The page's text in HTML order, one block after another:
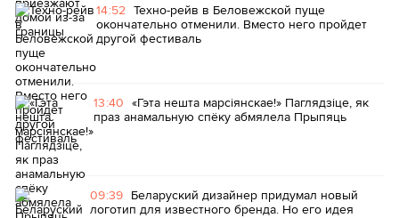
14:52 Техно-рейв в Беловежской пуще
окончательно отменили. Вместо него пройдет
другой фестиваль
13:40 «Гэта нешта марсіянскае!» Паглядзіце, як
праз анамальную спёку абмялела Прыпяць
09:39 Беларуский дизайнер придумал новый
логотип для известного бренда. Но его идея